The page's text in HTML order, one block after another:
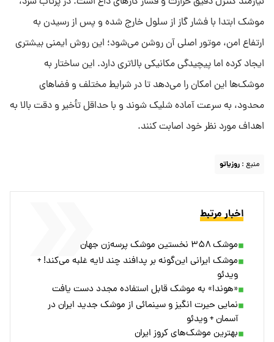
موشک ابتدا با فشار گاز از سلول خارج شده و پس از رسیدن به
ارتفاع امن، موتور اصلی آن روشن می‌شود؛ این روش ایمنی بیشتری
ایجاد کرده اما پیچیدگی مکانیکی بالاتری دارد. این ساختار به
موشک‌ها این امکان را می‌دهد تا در شرایط مختلف و فضاهای
محدود، به سرعت آماده شلیک شوند و با حداقل تأخیر و دقت بالا به
اهداف مورد نظر خود اصابت کنند.
منبع : روزیاتو
اخبار مرتبط
موشک ۳۵۸ نخستین موشک پرسه‌زن جهان
موشک ایرانی این‌گونه بر پدافند چند لایه غلبه می‌کند! +
ویدئو
«هوندا» به موشک قابل استفاده مجدد دست یافت
نمایی حیرت انگیز و سینمائی از موشک جدید ایران در
آسمان + ویدئو
بهترین موشک‌های کروز ایران